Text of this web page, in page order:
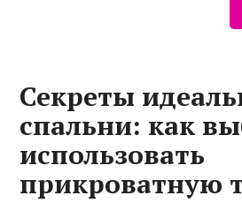
Секреты
спальни: как
использовать
прикроватную